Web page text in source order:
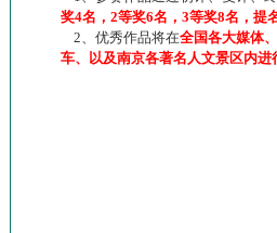
奖4名，2等奖6名，3等奖8名，提
2、优秀作品将在全国各大媒体
车、以及南京各著名人文景区内进